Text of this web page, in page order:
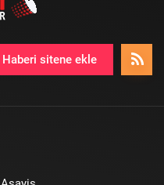
Haberi sitene ekle